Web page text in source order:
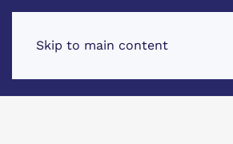
Skip to main content